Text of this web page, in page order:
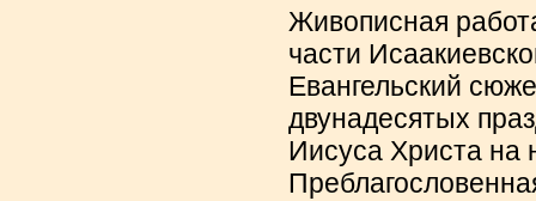
Живописная
части
Евангельский
двунадесятых
Иисуса Христа на